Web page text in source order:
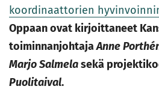
koordinaattorien
Oppaan ovat kirjoittaneet
toiminnanjohtajaAnne
Marjo Salmelasekä
Puolitaival.